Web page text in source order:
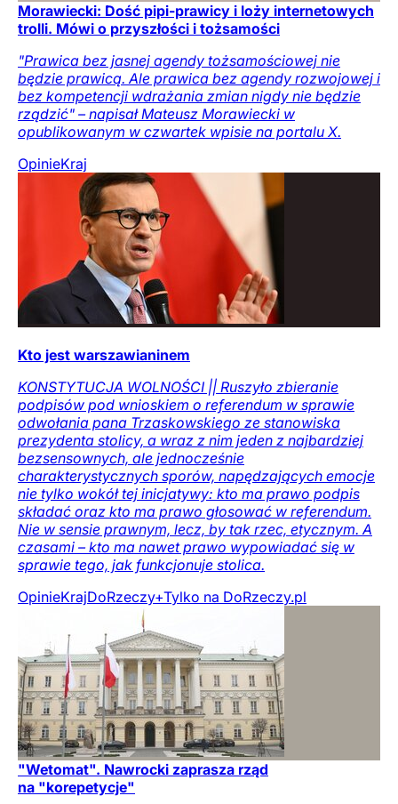
Morawiecki: Dość pipi-prawicy i loży internetowych
trolli. Mówi o przyszłości i tożsamości
"Prawica bez jasnej agendy tożsamościowej nie
będzie prawicą. Ale prawica bez agendy rozwojowej i
bez kompetencji wdrażania zmian nigdy nie będzie
rządzić" – napisał Mateusz Morawiecki w
opublikowanym w czwartek wpisie na portalu X.
OpinieKraj
Kto jest warszawianinem
KONSTYTUCJA WOLNOŚCI || Ruszyło zbieranie
podpisów pod wnioskiem o referendum w sprawie
odwołania pana Trzaskowskiego ze stanowiska
prezydenta stolicy, a wraz z nim jeden z najbardziej
bezsensownych, ale jednocześnie
charakterystycznych sporów, napędzających emocje
nie tylko wokół tej inicjatywy: kto ma prawo podpis
składać oraz kto ma prawo głosować w referendum.
Nie w sensie prawnym, lecz, by tak rzec, etycznym. A
czasami – kto ma nawet prawo wypowiadać się w
sprawie tego, jak funkcjonuje stolica.
OpinieKrajDoRzeczy+Tylko na DoRzeczy.pl
"Wetomat". Nawrocki zaprasza rząd
na "korepetycje"